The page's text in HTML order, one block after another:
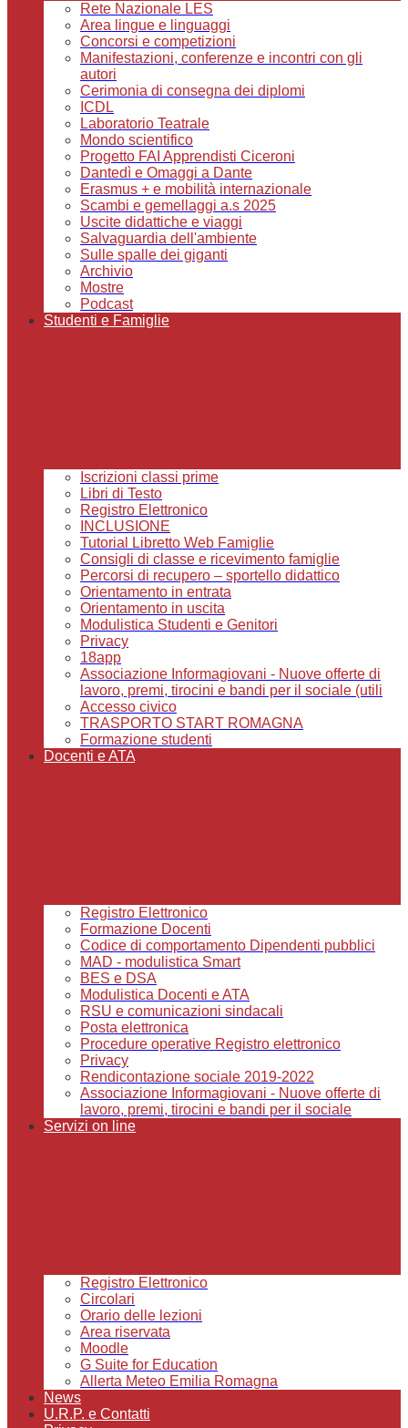
Rete Nazionale LES
Area lingue e linguaggi
Concorsi e competizioni
Manifestazioni, conferenze e incontri con gli
autori
Cerimonia di consegna dei diplomi
ICDL
Laboratorio Teatrale
Mondo scientifico
Progetto FAI Apprendisti Ciceroni
Dantedì e Omaggi a Dante
Erasmus + e mobilità internazionale
Scambi e gemellaggi a.s 2025
Uscite didattiche e viaggi
Salvaguardia dell'ambiente
Sulle spalle dei giganti
Archivio
Mostre
Podcast
Studenti e Famiglie
Iscrizioni classi prime
Libri di Testo
Registro Elettronico
INCLUSIONE
Tutorial Libretto Web Famiglie
Consigli di classe e ricevimento famiglie
Percorsi di recupero – sportello didattico
Orientamento in entrata
Orientamento in uscita
Modulistica Studenti e Genitori
Privacy
18app
Associazione Informagiovani - Nuove offerte di
lavoro, premi, tirocini e bandi per il sociale (utili
Accesso civico
TRASPORTO START ROMAGNA
Formazione studenti
Docenti e ATA
Registro Elettronico
Formazione Docenti
Codice di comportamento Dipendenti pubblici
MAD - modulistica Smart
BES e DSA
Modulistica Docenti e ATA
RSU e comunicazioni sindacali
Posta elettronica
Procedure operative Registro elettronico
Privacy
Rendicontazione sociale 2019-2022
Associazione Informagiovani - Nuove offerte di
lavoro, premi, tirocini e bandi per il sociale
Servizi on line
Registro Elettronico
Circolari
Orario delle lezioni
Area riservata
Moodle
G Suite for Education
Allerta Meteo Emilia Romagna
News
U.R.P. e Contatti